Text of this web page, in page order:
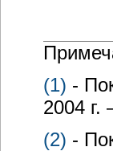
(1) -
2004
(2) -